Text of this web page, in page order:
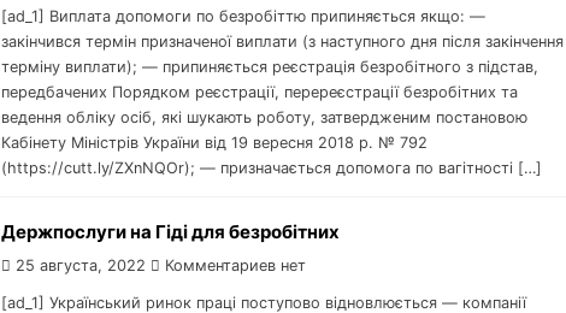
[ad_1] Виплата допомоги по безробіттю припиняється якщо: —
закінчився термін призначеної виплати (з наступного дня після закінчення
терміну виплати); — припиняється реєстрація безробітного з підстав,
передбачених Порядком реєстрації, перереєстрації безробітних та
ведення обліку осіб, які шукають роботу, затвердженим постановою
Кабінету Міністрів України від 19 вересня 2018 р. № 792
(https://cutt.ly/ZXnNQOr); — призначається допомога по вагітності […]
Держпослуги на Гіді для безробітних
25 августа, 2022 Комментариев нет
[ad_1] Український ринок праці поступово відновлюється — компанії